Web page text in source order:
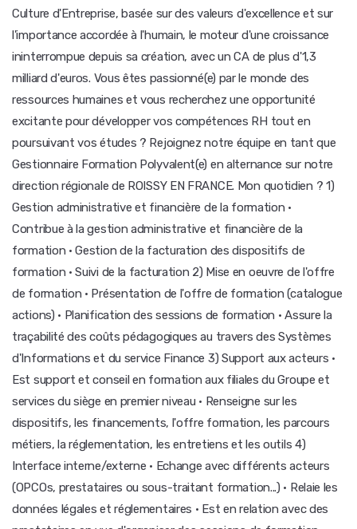
Culture d'Entreprise, basée sur des valeurs d'excellence et sur
l'importance accordée à l'humain, le moteur d'une croissance
ininterrompue depuis sa création, avec un CA de plus d'1,3
milliard d'euros. Vous êtes passionné(e) par le monde des
ressources humaines et vous recherchez une opportunité
excitante pour développer vos compétences RH tout en
poursuivant vos études ? Rejoignez notre équipe en tant que
Gestionnaire Formation Polyvalent(e) en alternance sur notre
direction régionale de ROISSY EN FRANCE. Mon quotidien ? 1)
Gestion administrative et financière de la formation ·
Contribue à la gestion administrative et financière de la
formation · Gestion de la facturation des dispositifs de
formation · Suivi de la facturation 2) Mise en oeuvre de l'offre
de formation · Présentation de l'offre de formation (catalogue
actions) · Planification des sessions de formation · Assure la
traçabilité des coûts pédagogiques au travers des Systèmes
d'Informations et du service Finance 3) Support aux acteurs ·
Est support et conseil en formation aux filiales du Groupe et
services du siège en premier niveau · Renseigne sur les
dispositifs, les financements, l'offre formation, les parcours
métiers, la réglementation, les entretiens et les outils 4)
Interface interne/externe · Echange avec différents acteurs
(OPCOs, prestataires ou sous-traitant formation...) · Relaie les
données légales et réglementaires · Est en relation avec des